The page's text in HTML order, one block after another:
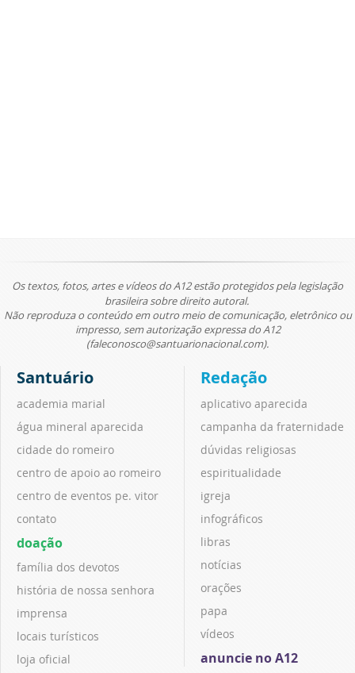
Os textos, fotos, artes e vídeos do A12 estão protegidos pela legislação
brasileira sobre direito autoral.
Não reproduza o conteúdo em outro meio de comunicação, eletrônico ou
impresso, sem autorização expressa do A12
(faleconosco@santuarionacional.com).
Santuário
academia marial
água mineral aparecida
cidade do romeiro
centro de apoio ao romeiro
centro de eventos pe. vitor
contato
doação
família dos devotos
história de nossa senhora
imprensa
locais turísticos
loja oficial
Redação
aplicativo aparecida
campanha da fraternidade
dúvidas religiosas
espiritualidade
igreja
infográficos
libras
notícias
orações
papa
vídeos
anuncie no A12